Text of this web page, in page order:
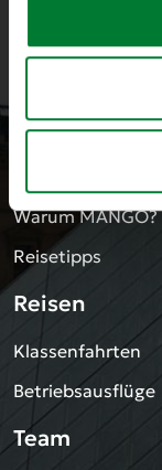
Warum MANGO?
Reisetipps
Reisen
Klassenfahrten
Betriebsausflüge
Team